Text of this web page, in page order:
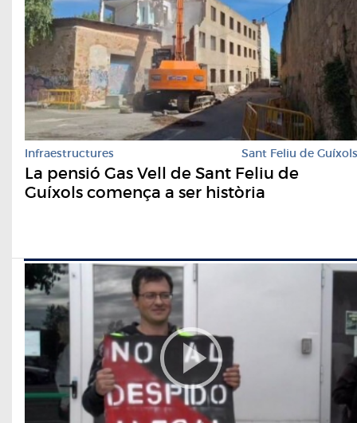
Infraestructures Sant Feliu de Guíxols
La pensió Gas Vell de Sant Feliu de
Guíxols comença a ser història